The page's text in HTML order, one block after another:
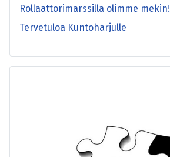
Rollaattorimarssilla olimme mekin!
Tervetuloa Kuntoharjulle